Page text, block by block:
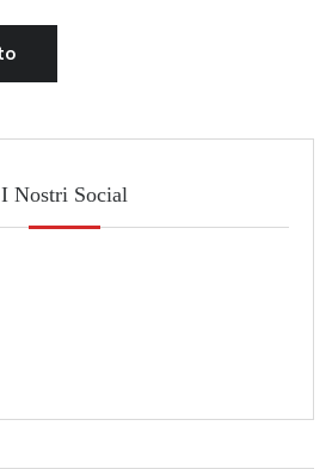
I Nostri Social